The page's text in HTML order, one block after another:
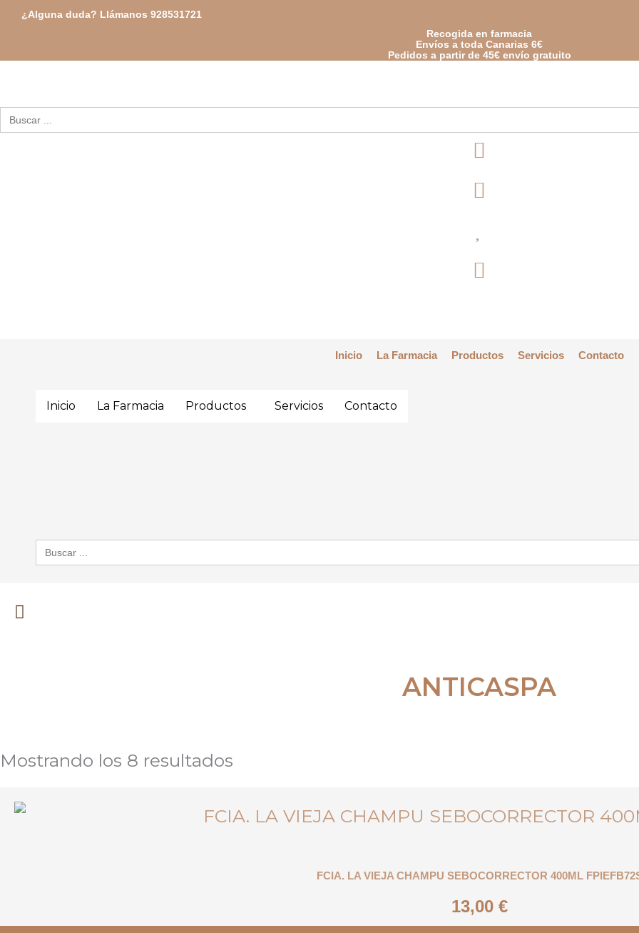
¿Alguna duda? Llámanos 928531721
Recogida en farmacia
Envíos a toda Canarias 6€
Pedidos a partir de 45€ envío gratuito
Buscar:
Inicio La Farmacia Productos Servicios Contacto
Inicio La Farmacia Productos Servicios Contacto
Buscar:
ANTICASPA
Mostrando los 8 resultados
FCIA. LA VIEJA CHAMPU SEBOCORRECTOR 400ML
13,00 €